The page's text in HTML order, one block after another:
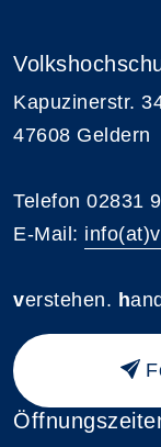
Kapuzinerstr.
47608 Geldern
Telefon 02831
E-Mail:
verstehen. h